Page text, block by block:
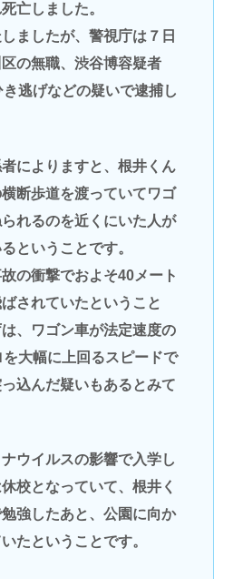
亡しました。
ましたが、警視庁は７日
の無職、渋谷博容疑者
き逃げなどの疑いで逮捕し
によりますと、根井くん
断歩道を渡っていてワゴ
れるのを近くにいた人が
ということです。
の衝撃でおよそ40メート
されていたということ
、ワゴン車が法定速度の
を大幅に上回るスピードで
込んだ疑いもあるとみて
ウイルスの影響で入学し
校となっていて、根井く
強したあと、公園に向か
たということです。